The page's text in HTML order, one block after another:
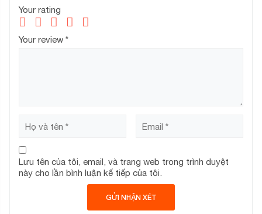
Your rating
Your review *
Lưu tên của tôi, email, và trang web trong trình duyệt
này cho lần bình luận kế tiếp của tôi.